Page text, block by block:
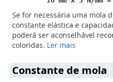
Se for necessária uma mola
constante elástica e
poderá ser aconselhável
coloridas. Ler mais
Constante de mola